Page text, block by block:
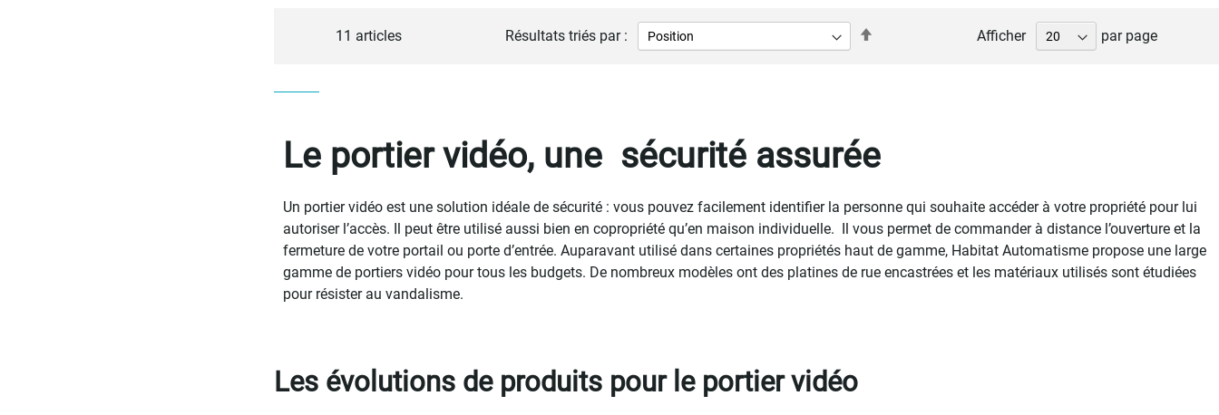
Le portier vidéo, une sécurité assurée
Un portier vidéo est une solution idéale de sécurité : vous pouvez facilement identifier la personne qui souhaite accéder à votre propriété pour lui
autoriser l’accès. Il peut être utilisé aussi bien en copropriété qu’en maison individuelle. Il vous permet de commander à distance l’ouverture et la
fermeture de votre portail ou porte d’entrée. Auparavant utilisé dans certaines propriétés haut de gamme, Habitat Automatisme propose une large
gamme de portiers vidéo pour tous les budgets. De nombreux modèles ont des platines de rue encastrées et les matériaux utilisés sont étudiées
pour résister au vandalisme.
Les évolutions de produits pour le portier vidéo
11 articles Afficher par page
Résultats triés par :